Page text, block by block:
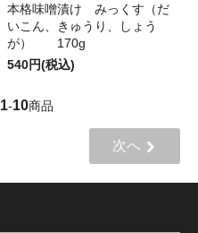
本格味噌漬け みっくす（だ
いこん、きゅうり、しょう
が） 170g
540円(税込)
1-10商品
次へ